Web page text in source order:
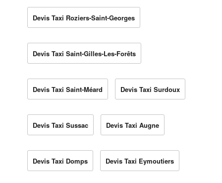
Devis Taxi Roziers-Saint-Georges
Devis Taxi Saint-Gilles-Les-Forêts
Devis Taxi Saint-Méard Devis Taxi Surdoux
Devis Taxi Sussac Devis Taxi Augne
Devis Taxi Domps Devis Taxi Eymoutiers